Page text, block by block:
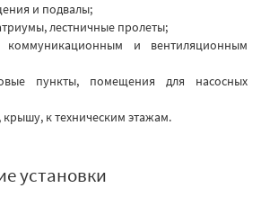
и подвалы;
лестничные пролеты;
и вентиляционным
пункты, помещения для насосных
к техническим этажам.
установки